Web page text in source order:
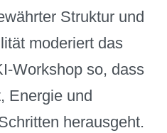
Struktur und
moderiert das
Workshop so, dass
Energie und
herausgeht.